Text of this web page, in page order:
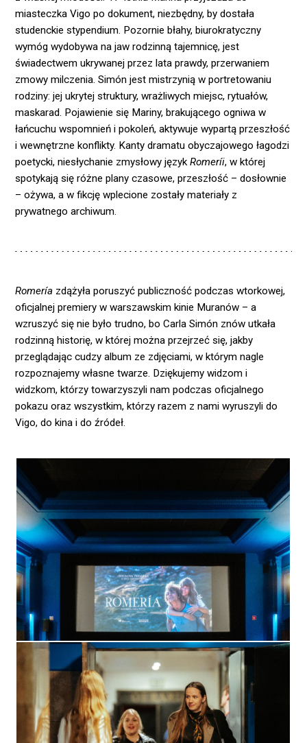
miasteczka Vigo po dokument, niezbędny, by dostała
studenckie stypendium. Pozornie błahy, biurokratyczny
wymóg wydobywa na jaw rodzinną tajemnicę, jest
świadectwem ukrywanej przez lata prawdy, przerwaniem
zmowy milczenia. Simón jest mistrzynią w portretowaniu
rodziny: jej ukrytej struktury, wrażliwych miejsc, rytuałów,
maskarad. Pojawienie się Mariny, brakującego ogniwa w
łańcuchu wspomnień i pokoleń, aktywuje wypartą przeszłość
i wewnętrzne konflikty. Kanty dramatu obyczajowego łagodzi
poetycki, niesłychanie zmysłowy język Romeríi, w której
spotykają się różne plany czasowe, przeszłość – dosłownie
– ożywa, a w fikcję wplecione zostały materiały z
prywatnego archiwum.
Romería zdążyła poruszyć publiczność podczas wtorkowej,
oficjalnej premiery w warszawskim kinie Muranów – a
wzruszyć się nie było trudno, bo Carla Simón znów utkała
rodzinną historię, w której można przejrzeć się, jakby
przeglądając cudzy album ze zdjęciami, w którym nagle
rozpoznajemy własne twarze. Dziękujemy widzom i
widzkom, którzy towarzyszyli nam podczas oficjalnego
pokazu oraz wszystkim, którzy razem z nami wyruszyli do
Vigo, do kina i do źródeł.